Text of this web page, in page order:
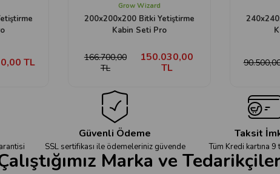
TL
Grow Wizard
200x200x200 Bitki Yetiştirme
Kabin Seti Pro
150.030,00
TL
166.700,00
TL
Güvenli Ödeme
SSL sertifikası ile ödemeleriniz güvende
Taksit
Tüm Kredi kartına 9
Marka ve